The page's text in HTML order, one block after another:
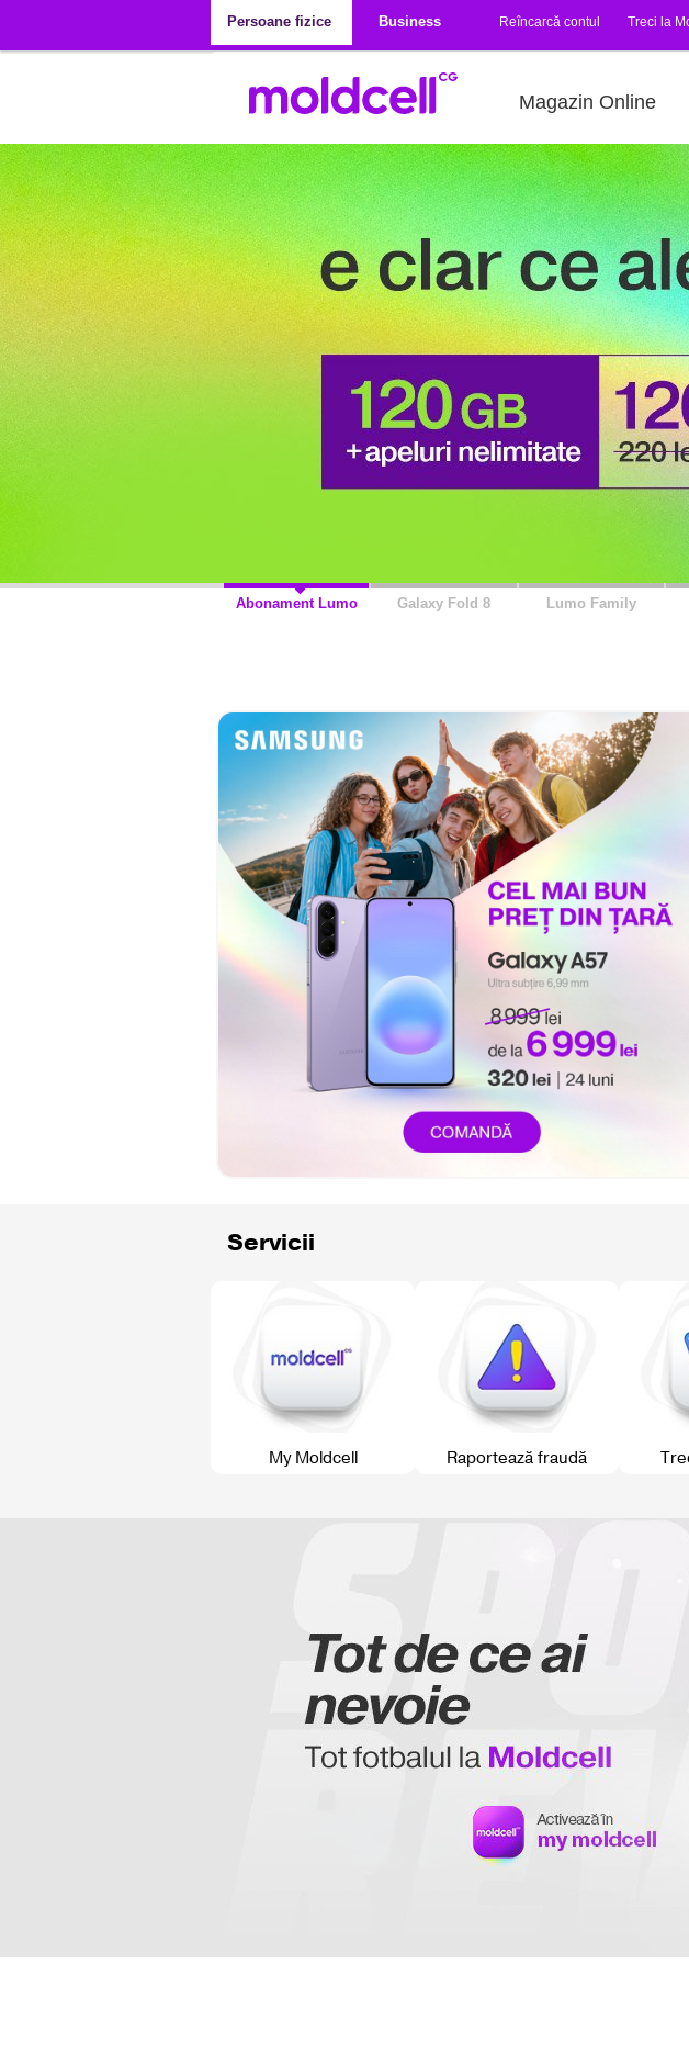
Persoane fizice
Business Reîncarcă contul Treci la
Magazin Online
Abonament Lumo Galaxy Fold 8 Lumo Family
Servicii
My Moldcell Raportează fraudă